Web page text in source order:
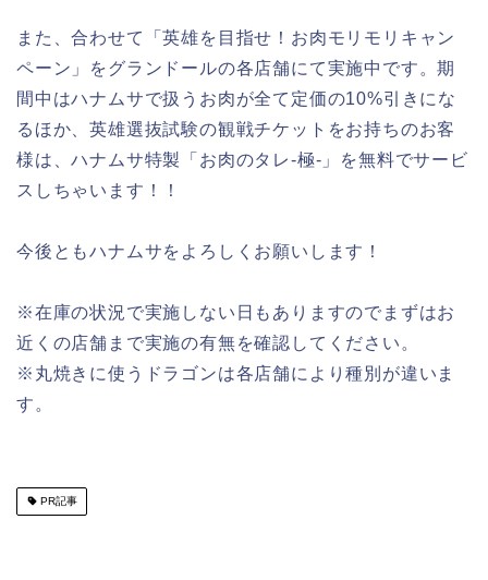
また、合わせて「英雄を目指せ！お肉モリモリキャン
ペーン」をグランドールの各店舗にて実施中です。期
間中はハナムサで扱うお肉が全て定価の10%引きにな
るほか、英雄選抜試験の観戦チケットをお持ちのお客
様は、ハナムサ特製「お肉のタレ-極-」を無料でサービ
スしちゃいます！！
今後ともハナムサをよろしくお願いします！
※在庫の状況で実施しない日もありますのでまずはお
近くの店舗まで実施の有無を確認してください。
※丸焼きに使うドラゴンは各店舗により種別が違いま
す。
PR記事